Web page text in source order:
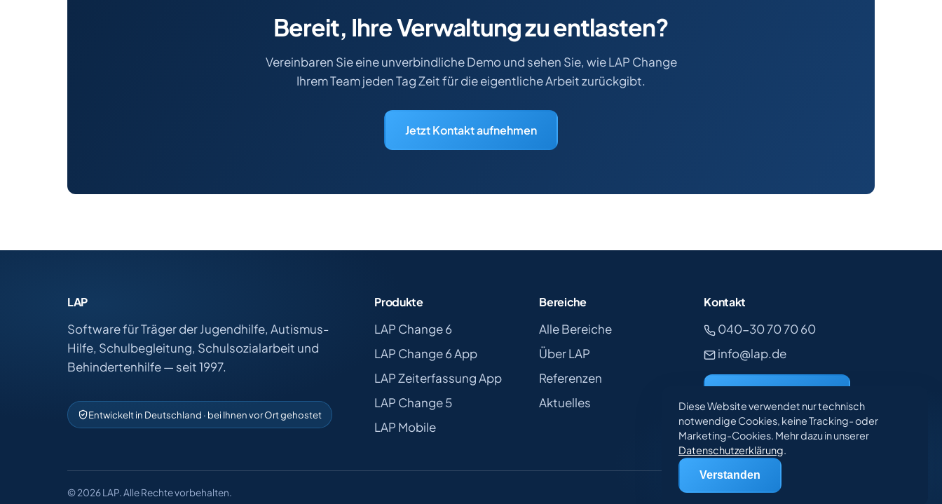
Bereit, Ihre Verwaltung zu entlasten?
Vereinbaren Sie eine unverbindliche Demo und sehen Sie, wie LAP Change
Ihrem Team jeden Tag Zeit für die eigentliche Arbeit zurückgibt.
Jetzt Kontakt aufnehmen
LAP
Software für Träger der Jugendhilfe, Autismus-
Hilfe, Schulbegleitung, Schulsozialarbeit und
Behindertenhilfe — seit 1997.
Entwickelt in Deutschland · bei Ihnen vor Ort gehostet
Produkte
LAP Change 6
LAP Change 6 App
LAP Zeiterfassung App
LAP Change 5
LAP Mobile
Bereiche
Alle Bereiche
Über LAP
Referenzen
Aktuelles
Kontakt
040-30 70 70 60
info@lap.de
© 2026 LAP. Alle Rechte vorbehalten. Impressum
Diese Website verwendet nur technisch
notwendige Cookies, keine Tracking- oder
Marketing-Cookies. Mehr dazu in unserer
Datenschutzerklärung.
Verstanden